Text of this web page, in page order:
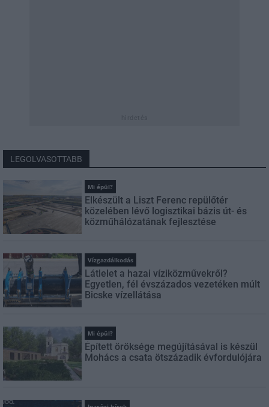
LEGOLVASOTTABB
Mi épül?
Elkészült a Liszt Ferenc repülőtér
közelében lévő logisztikai bázis út- és
közműhálózatának fejlesztése
Vízgazdálkodás
Látlelet a hazai víziközművekről?
Egyetlen, fél évszázados vezetéken múlt
Bicske vízellátása
Mi épül?
Épített öröksége megújításával is készül
Mohács a csata ötszázadik évfordulójára